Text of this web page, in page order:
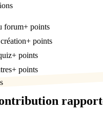
forum+ points
+ points
+ points
+ points